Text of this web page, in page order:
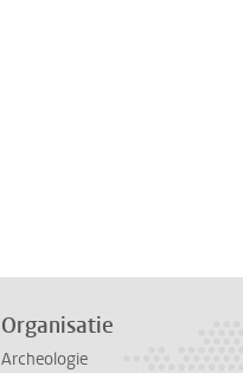
Organisatie
Archeologie